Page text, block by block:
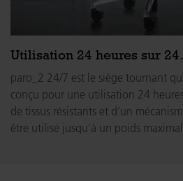
Utilisation 24 heures sur 24.
paro_2 24/7 est le siège tournant
conçu pour une utilisation 24
de tissus résistants et d’un
être utilisé jusqu’à un poids